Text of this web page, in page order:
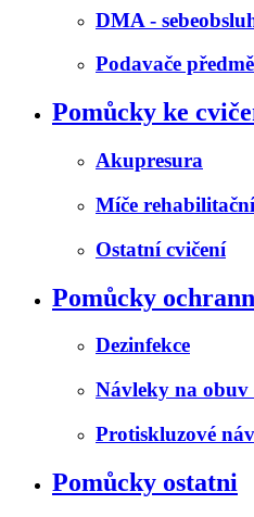
DMA -
Podavače
Pomůcky ke
Akupresura
Míče rehabilitační
Ostatní cvičení
Pomůcky
Dezinfekce
Návleky na obuv
Protiskluzové
Pomůcky ostatni